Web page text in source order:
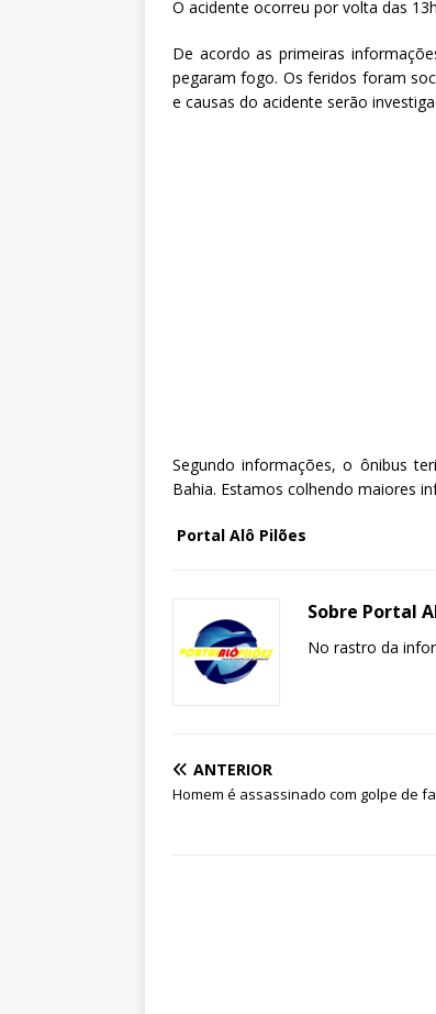
O acidente ocorreu por volta das
De acordo as primeiras
pegaram fogo. Os feridos foram
e causas do acidente serão
Segundo informações, o ônibus
Bahia. Estamos colhendo maiores
Portal Alô Pilões
Sobre Portal
No rastro da
ANTERIOR
Homem é assassinado com golpe de